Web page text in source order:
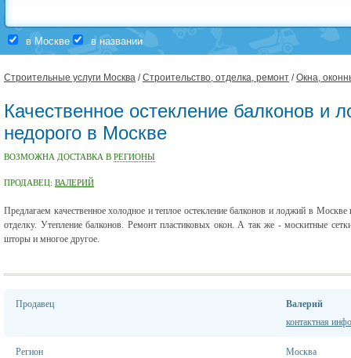
в Москве в названии
Строительные услуги Москва /Строительство, отделка, ремонт /Окна,
Качественное остекление балконов и
недорого в Москве
ВОЗМОЖНА ДОСТАВКА В РЕГИОНЫ
ПРОДАВЕЦ: ВАЛЕРИЙ
Предлагаем качественное холодное и теплое остекление балконов и лоджий в
отделку. Утепление балконов. Ремонт пластиковых окон. А так же - москитные
шторы и многое другое.
Продавец
Валерий
контактная
Регион Москва